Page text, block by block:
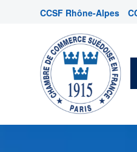
CCSF Rhône-Alpes